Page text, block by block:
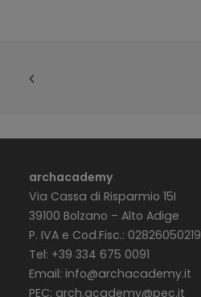
archacademy
Via Cassa di Risparmio 15I
39100 Bolzano – Alto Adige
P. IVA e Cod.Fisc.: 02826050219
Tel: +39 334 675 0091
Email: info@archacademy.it
PEC: arch.academy@pec.it